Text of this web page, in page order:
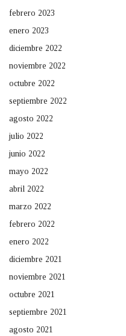
febrero 2023
enero 2023
diciembre 2022
noviembre 2022
octubre 2022
septiembre 2022
agosto 2022
julio 2022
junio 2022
mayo 2022
abril 2022
marzo 2022
febrero 2022
enero 2022
diciembre 2021
noviembre 2021
octubre 2021
septiembre 2021
agosto 2021